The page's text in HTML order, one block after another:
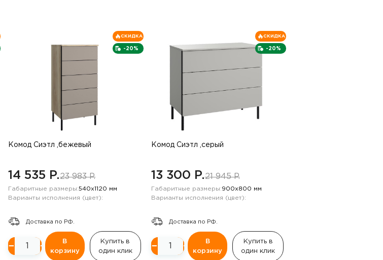
-20%
СКИДКА
Комод Сиэтл ,бежевый
14 535 P.23 983 P.
Габаритные размеры:540х1120 мм
Варианты исполнения (цвет):
Доставка по РФ.
− +
В
корзину
Купить в
один клик
-20%
СКИДКА
Комод Сиэтл ,серый
13 300 P.21 945 P.
Габаритные размеры:900х800 мм
Варианты исполнения (цвет):
Доставка по РФ.
− +
В
корзину
Купить в
один клик